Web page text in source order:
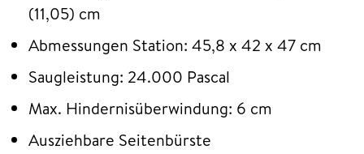
(11,05) cm
Abmessungen Station: 45,8 x 42 x 47 cm
Saugleistung: 24.000 Pascal
Max. Hindernisüberwindung: 6 cm
Ausziehbare Seitenbürste